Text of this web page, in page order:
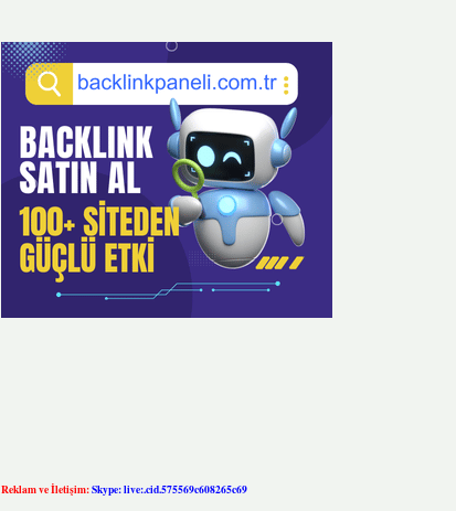
Reklam ve İletişim:Skype: live:.cid.575569c608265c69